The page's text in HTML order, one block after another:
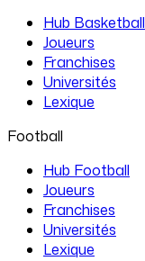
Hub Basketball
Joueurs
Franchises
Universités
Lexique
Football
Hub Football
Joueurs
Franchises
Universités
Lexique